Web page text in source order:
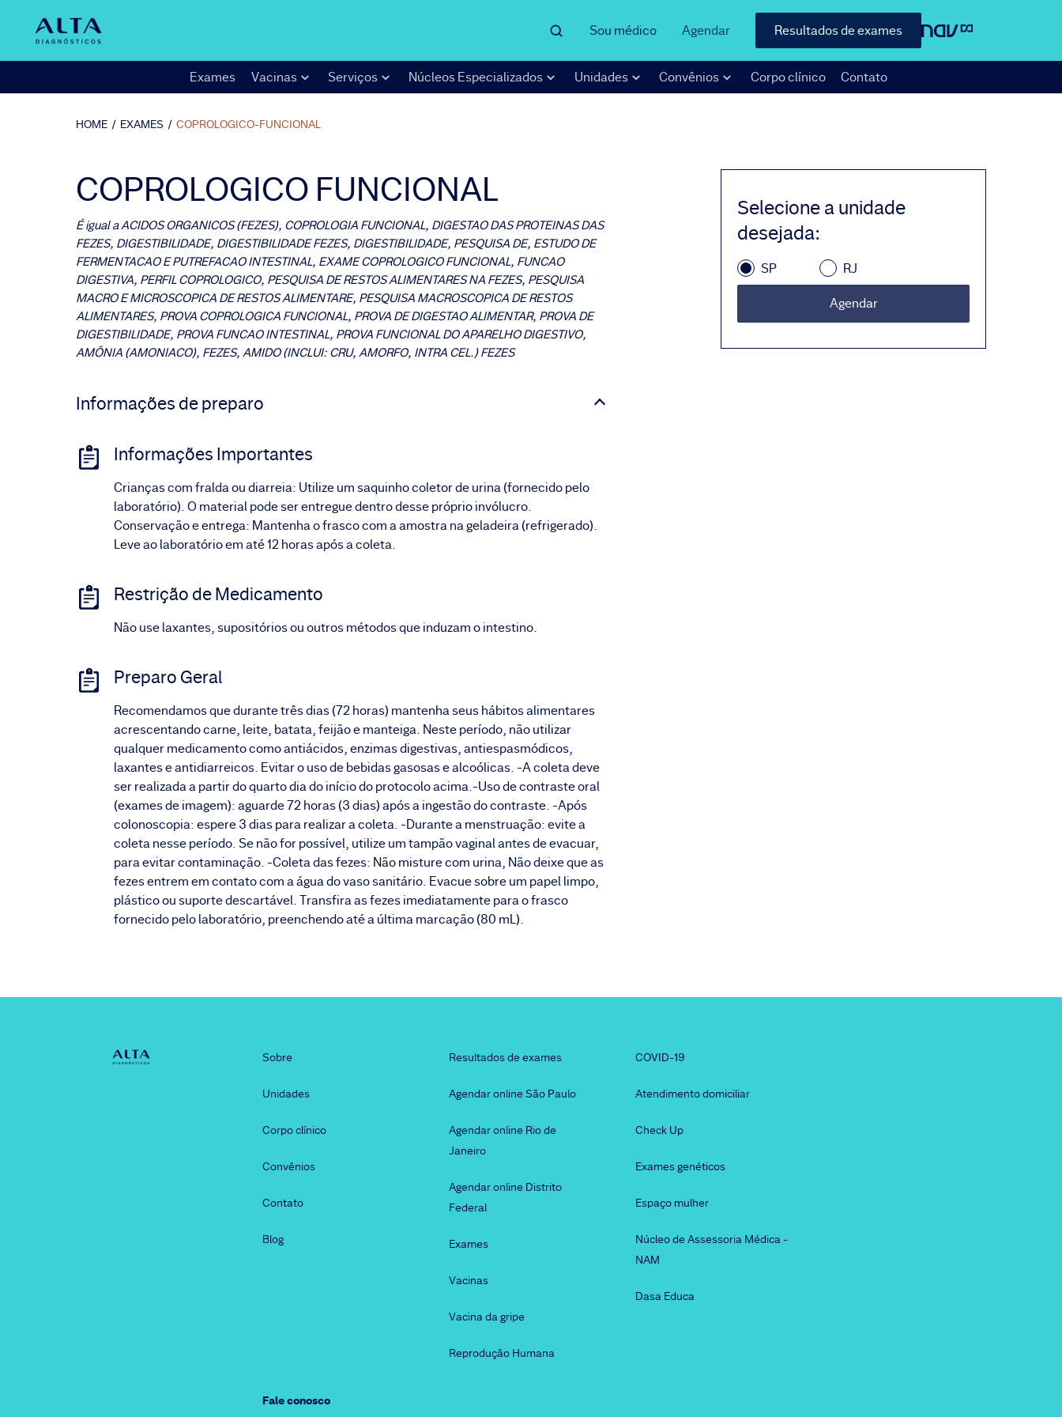
Sou médico Agendar Resultados de exames
Exames Vacinas Serviços Núcleos Especializados Unidades Convênios Corpo clínico Contato
HOME / EXAMES / COPROLOGICO-FUNCIONAL
COPROLOGICO FUNCIONAL
É igual aACIDOS ORGANICOS (FEZES), COPROLOGIA FUNCIONAL, DIGESTAO DAS PROTEINAS DAS
FEZES, DIGESTIBILIDADE, DIGESTIBILIDADE FEZES, DIGESTIBILIDADE, PESQUISA DE, ESTUDO DE
FERMENTACAO E PUTREFACAO INTESTINAL, EXAME COPROLOGICO FUNCIONAL, FUNCAO
DIGESTIVA, PERFIL COPROLOGICO, PESQUISA DE RESTOS ALIMENTARES NA FEZES, PESQUISA
MACRO E MICROSCOPICA DE RESTOS ALIMENTARE, PESQUISA MACROSCOPICA DE RESTOS
ALIMENTARES, PROVA COPROLOGICA FUNCIONAL, PROVA DE DIGESTAO ALIMENTAR, PROVA DE
DIGESTIBILIDADE, PROVA FUNCAO INTESTINAL, PROVA FUNCIONAL DO APARELHO DIGESTIVO,
AMÔNIA (AMONIACO), FEZES, AMIDO (INCLUI: CRU, AMORFO, INTRA CEL.) FEZES
Informações de preparo
Informações Importantes
Crianças com fralda ou diarreia: Utilize um saquinho coletor de urina (fornecido pelo
laboratório). O material pode ser entregue dentro desse próprio invólucro.
Conservação e entrega: Mantenha o frasco com a amostra na geladeira (refrigerado).
Leve ao laboratório em até 12 horas após a coleta.
Restrição de Medicamento
Não use laxantes, supositórios ou outros métodos que induzam o intestino.
Preparo Geral
Recomendamos que durante três dias (72 horas) mantenha seus hábitos alimentares
acrescentando carne, leite, batata, feijão e manteiga. Neste período, não utilizar
qualquer medicamento como antiácidos, enzimas digestivas, antiespasmódicos,
laxantes e antidiarreicos. Evitar o uso de bebidas gasosas e alcoólicas. -A coleta deve
ser realizada a partir do quarto dia do início do protocolo acima.-Uso de contraste oral
(exames de imagem): aguarde 72 horas (3 dias) após a ingestão do contraste. -Após
colonoscopia: espere 3 dias para realizar a coleta. -Durante a menstruação: evite a
coleta nesse período. Se não for possível, utilize um tampão vaginal antes de evacuar,
para evitar contaminação. -Coleta das fezes: Não misture com urina, Não deixe que as
fezes entrem em contato com a água do vaso sanitário. Evacue sobre um papel limpo,
plástico ou suporte descartável. Transfira as fezes imediatamente para o frasco
fornecido pelo laboratório, preenchendo até a última marcação (80 mL).
Selecione a unidade
desejada:
SP RJ
Agendar
Sobre
Unidades
Corpo clínico
Convênios
Contato
Blog
Resultados de exames
Agendar online São Paulo
Agendar online Rio de
Janeiro
Agendar online Distrito
Federal
Exames
Vacinas
Vacina da gripe
Reprodução Humana
COVID-19
Atendimento domiciliar
Check Up
Exames genéticos
Espaço mulher
Núcleo de Assessoria Médica -
NAM
Dasa Educa
Fale conosco